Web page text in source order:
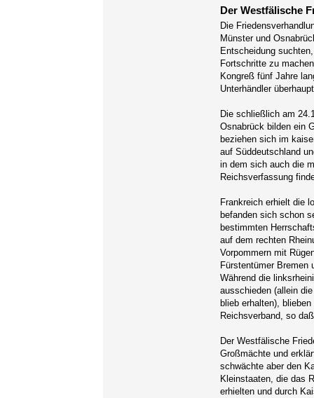
Der Westfälische
Die
Münster und
Entscheidung
Fortschritte zu
Kongreß fünf Jahre
Unterhändler
Die schließlich am
Osnabrück bilden ein
beziehen sich im
auf Süddeutschland
in dem sich auch die
Reichsverfassung
Frankreich erhielt die
befanden sich schon
bestimmten
auf dem rechten
Vorpommern mit
Fürstentümer Bremen
Während die
ausschieden (allein
blieb erhalten),
Reichsverband, so
Der Westfälische
Großmächte und
schwächte aber den
Kleinstaaten, die das
erhielten und durch